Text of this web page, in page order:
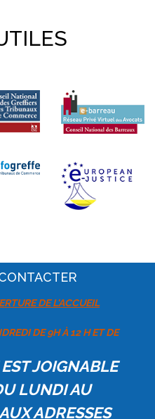
DE L'ACCUEIL
DE 9H À 12 H ET DE
JOIGNABLE
LUNDI AU
ADRESSES